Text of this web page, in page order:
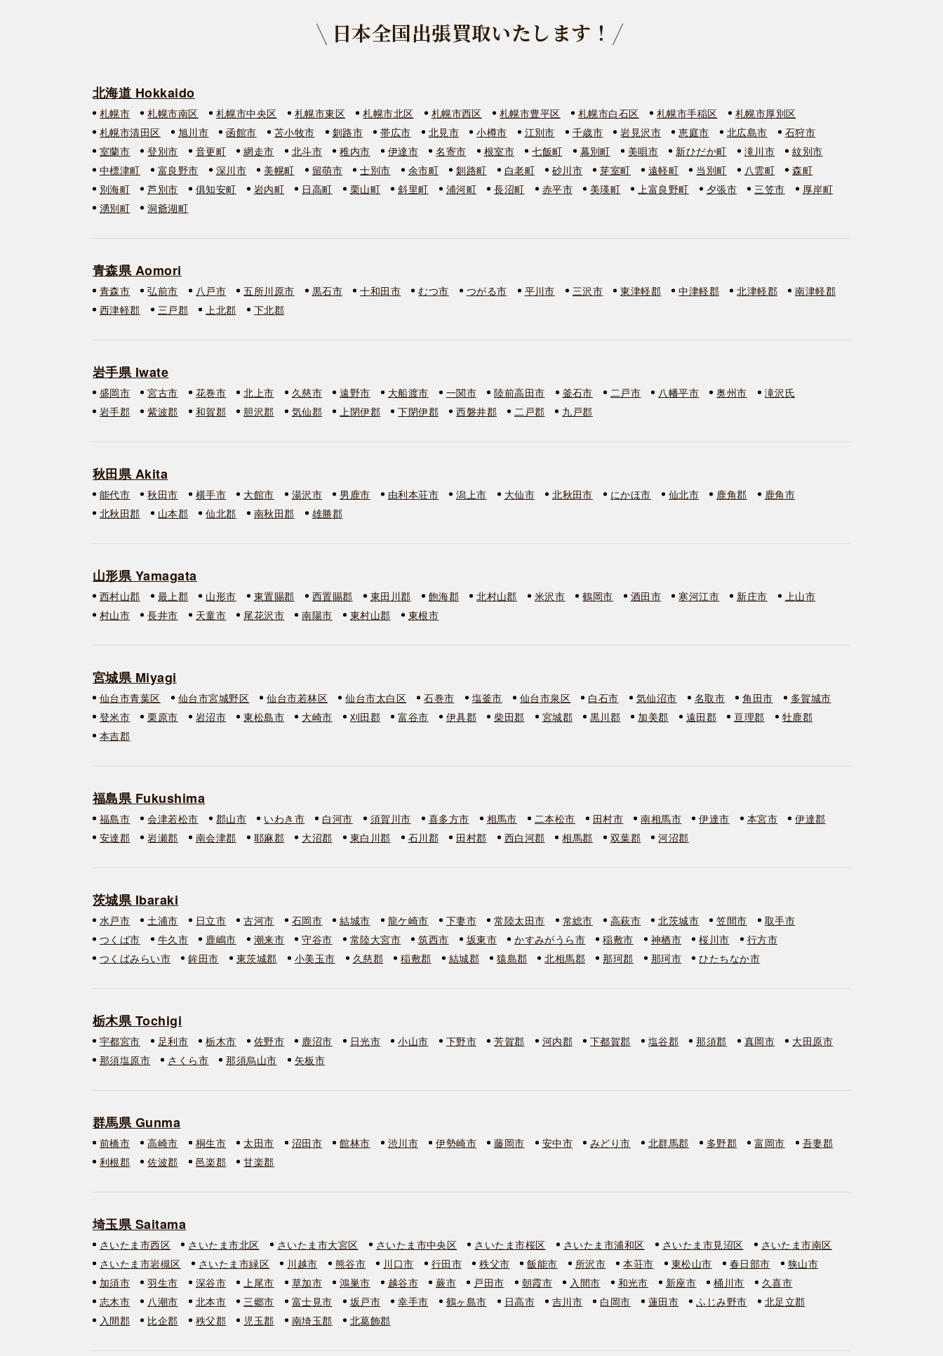
日本全国出張買取いたします！
北海道 Hokkaido
札幌市 札幌市南区 札幌市中央区 札幌市東区 札幌市北区 札幌市西区 札幌市豊平区 札幌市白石区 札幌市手稲区
札幌市厚別区
札幌市清田区
旭川市 函館市 苫小牧市 釧路市 帯広市 北見市 小樽市 江別市 千歳市 岩見沢市 恵庭市 北広島市
石狩市
室蘭市
登別市 音更町 網走市 北斗市 稚内市 伊達市 名寄市 根室市 七飯町 幕別町 美唄市 新ひだか町 滝川市
紋別市
中標津町
富良野市 深川市 美幌町 留萌市 士別市 余市町 釧路町 白老町 砂川市 芽室町 遠軽町 当別町 八雲町
森町
別海町
芦別市 俱知安町 岩内町 日高町 栗山町 斜里町 浦河町 長沼町 赤平市 美瑛町 上富良野町 夕張市 三笠市
厚岸町
湧別町
洞爺湖町
青森県 Aomori
青森市 弘前市 八戸市 五所川原市 黒石市 十和田市 むつ市 つがる市 平川市 三沢市 東津軽郡 中津軽郡 北津軽郡
南津軽郡
西津軽郡
三戸郡 上北郡 下北郡
岩手県 Iwate
盛岡市 宮古市 花巻市 北上市 久慈市 遠野市 大船渡市 一関市 陸前高田市 釜石市 二戸市 八幡平市 奥州市
滝沢氏
岩手郡
紫波郡 和賀郡 胆沢郡 気仙郡 上閉伊郡 下閉伊郡 西磐井郡 二戸郡 九戸郡
秋田県 Akita
能代市 秋田市 横手市 大館市 湯沢市 男鹿市 由利本荘市 潟上市 大仙市 北秋田市 にかほ市 仙北市 鹿角郡
鹿角市
北秋田郡
山本郡 仙北郡 南秋田郡 雄勝郡
山形県 Yamagata
西村山郡 最上郡 山形市 東置賜郡 西置賜郡 東田川郡 飽海郡 北村山郡 米沢市 鶴岡市 酒田市 寒河江市 新庄市
上山市
村山市
長井市 天童市 尾花沢市 南陽市 東村山郡 東根市
宮城県 Miyagi
仙台市青葉区 仙台市宮城野区 仙台市若林区 仙台市太白区 石巻市 塩釜市 仙台市泉区 白石市 気仙沼市 名取市 角田市
多賀城市
登米市
栗原市 岩沼市 東松島市 大崎市 刈田郡 富谷市 伊具郡 柴田郡 宮城郡 黒川郡 加美郡 遠田郡 亘理郡
牡鹿郡
本吉郡
福島県 Fukushima
福島市 会津若松市 郡山市 いわき市 白河市 須賀川市 喜多方市 相馬市 二本松市 田村市 南相馬市 伊達市 本宮市
伊達郡
安達郡
岩瀬郡 南会津郡 耶麻郡 大沼郡 東白川郡 石川郡 田村郡 西白河郡 相馬郡 双葉郡 河沼郡
茨城県 Ibaraki
水戸市 土浦市 日立市 古河市 石岡市 結城市 龍ケ崎市 下妻市 常陸太田市 常総市 高萩市 北茨城市 笠間市
取手市
つくば市
牛久市 鹿嶋市 潮来市 守谷市 常陸大宮市 筑西市 坂東市 かすみがうら市 稲敷市 神栖市 桜川市
行方市
つくばみらい市
鉾田市 東茨城郡 小美玉市 久慈郡 稲敷郡 結城郡 猿島郡 北相馬郡 那珂郡 那珂市 ひたちなか市
栃木県 Tochigi
宇都宮市 足利市 栃木市 佐野市 鹿沼市 日光市 小山市 下野市 芳賀郡 河内郡 下都賀郡 塩谷郡 那須郡 真岡市
大田原市
那須塩原市
さくら市 那須烏山市 矢板市
群馬県 Gunma
前橋市 高崎市 桐生市 太田市 沼田市 館林市 渋川市 伊勢崎市 藤岡市 安中市 みどり市 北群馬郡 多野郡 富岡市
吾妻郡
利根郡
佐波郡 邑楽郡 甘楽郡
埼玉県 Saitama
さいたま市西区 さいたま市北区 さいたま市大宮区 さいたま市中央区 さいたま市桜区 さいたま市浦和区 さいたま市見沼区
さいたま市南区
さいたま市岩槻区
さいたま市緑区 川越市 熊谷市 川口市 行田市 秩父市 飯能市 所沢市 本荘市 東松山市 春日部市
狭山市
加須市
羽生市 深谷市 上尾市 草加市 鴻巣市 越谷市 蕨市 戸田市 朝霞市 入間市 和光市 新座市 桶川市
久喜市
志木市
八潮市 北本市 三郷市 富士見市 坂戸市 幸手市 鶴ヶ島市 日高市 吉川市 白岡市 蓮田市 ふじみ野市
北足立郡
入間郡
比企郡 秩父郡 児玉郡 南埼玉郡 北葛飾郡